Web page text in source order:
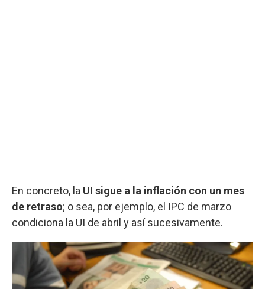
En concreto, la UI sigue a la inflación con un mes
de retraso; o sea, por ejemplo, el IPC de marzo
condiciona la UI de abril y así sucesivamente.